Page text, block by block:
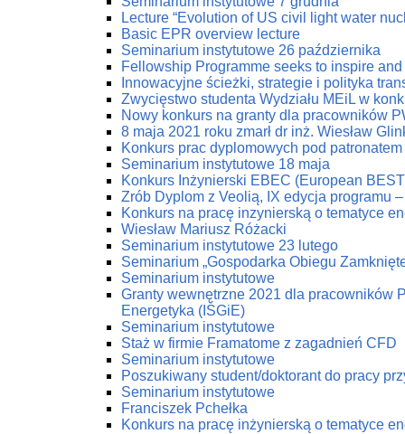
Lecture “Evolution of US civil light water
Basic EPR overview lecture
Seminarium instytutowe 26 października
Fellowship Programme seeks to inspire
Innowacyjne ścieżki, strategie i polityka
Zwycięstwo studenta Wydziału MEiL w
Nowy konkurs na granty dla pracowników
8 maja 2021 roku zmarł dr inż. Wiesław
Konkurs prac dyplomowych pod
Seminarium instytutowe 18 maja
Konkurs Inżynierski EBEC (European
Zrób Dyplom z Veolią, IX edycja programu
Konkurs na pracę inzynierską o tematyce
Wiesław Mariusz Różacki
Seminarium instytutowe 23 lutego
Seminarium „Gospodarka Obiegu
Seminarium instytutowe
Granty wewnętrzne 2021 dla pracowników
Energetyka (IŚGiE)
Seminarium instytutowe
Staż w firmie Framatome z zagadnień CFD
Seminarium instytutowe
Poszukiwany student/doktorant do pracy
Seminarium instytutowe
Franciszek Pchełka
Konkurs na pracę inżynierską o tematyce